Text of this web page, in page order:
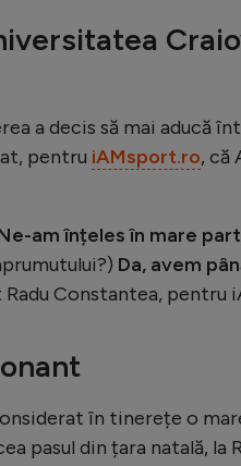
a decis să mai aducă
pentru iAMsport.ro, că
am înțeles în mare
Da, avem
Radu Constantea, pentru
în tinerețe o
pasul din țara natală, la